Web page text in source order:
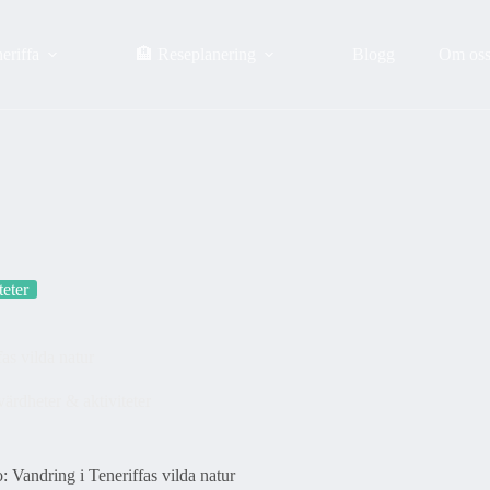
Vandring i Teneriffas vilda natur